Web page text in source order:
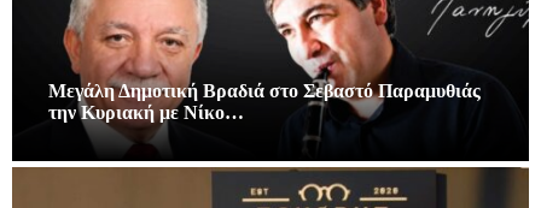
Μεγάλη Δημοτική Βραδιά στο Σεβαστό Παραμυθιάς
την Κυριακή με Νίκο…